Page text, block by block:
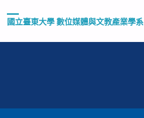
國立臺東大學 數位媒體與文教產業學系